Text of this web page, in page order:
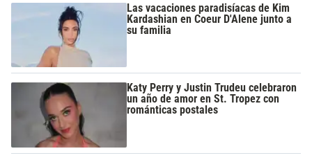
Las vacaciones paradisíacas de Kim
Kardashian en Coeur D'Alene junto a
su familia
Katy Perry y Justin Trudeu celebraron
un año de amor en St. Tropez con
románticas postales